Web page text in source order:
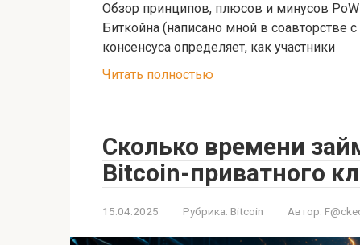
Обзор принципов, плюсов и минусов
Биткойна (написано мной в соавторстве
консенсуса определяет, как участники
Читать полностью
Сколько времени
Bitcoin-приватного
15.04.2025 Рубрика: Bitcoin Автор: